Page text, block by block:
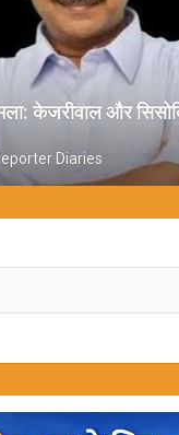
केजरीवाल और
Diaries